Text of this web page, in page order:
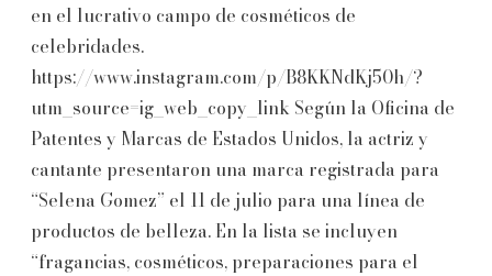
en el lucrativo campo de cosméticos de
celebridades.
https://www.instagram.com/p/B8KKNdKj50h/?
utm_source=ig_web_copy_link Según la Oficina de
Patentes y Marcas de Estados Unidos, la actriz y
cantante presentaron una marca registrada para
“Selena Gomez” el 11 de julio para una línea de
productos de belleza. En la lista se incluyen
“fragancias, cosméticos, preparaciones para el